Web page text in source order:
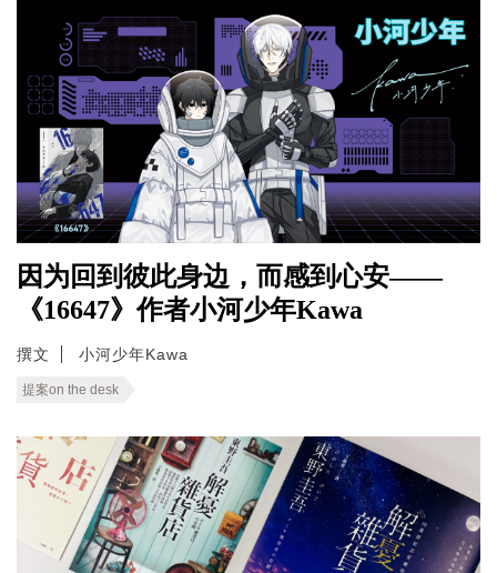
因为回到彼此身边，而感到心安——
《16647》作者小河少年Kawa
撰文 小河少年Kawa
提案on the desk